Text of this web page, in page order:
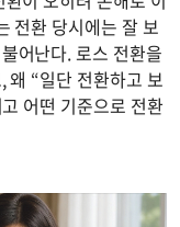
전환 당시에는 잘 보
어난다. 로스 전환을
왜 “일단 전환하고 보
어떤 기준으로 전환